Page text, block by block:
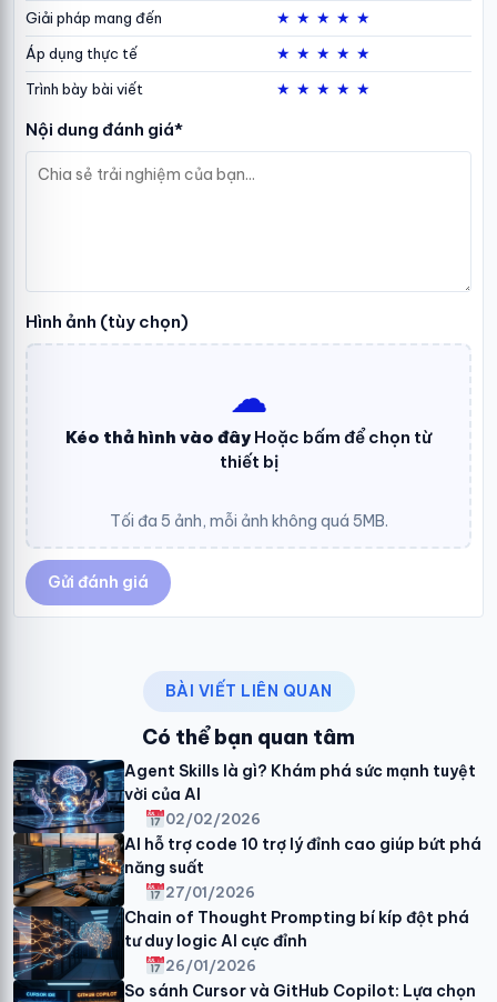
Giải pháp mang đến ★ ★ ★ ★ ★
Áp dụng thực tế ★ ★ ★ ★ ★
Trình bày bài viết ★ ★ ★ ★ ★
Nội dung đánh giá*
Hình ảnh (tùy chọn)
☁︎
Kéo thả hình vào đây Hoặc bấm để chọn từ
thiết bị
Tối đa 5 ảnh, mỗi ảnh không quá 5MB.
Gửi đánh giá
BÀI VIẾT LIÊN QUAN
Có thể bạn quan tâm
Agent Skills là gì? Khám phá sức mạnh tuyệt
vời của AI
02/02/2026
AI hỗ trợ code 10 trợ lý đỉnh cao giúp bứt phá
năng suất
27/01/2026
Chain of Thought Prompting bí kíp đột phá
tư duy logic AI cực đỉnh
26/01/2026
So sánh Cursor và GitHub Copilot: Lựa chọn